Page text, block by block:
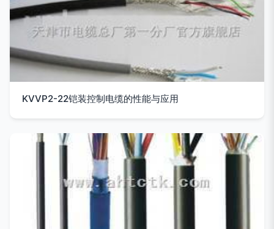
KVVP2-22铠装控制电缆的性能与应用